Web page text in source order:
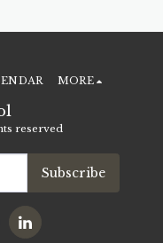
reserved
MORE
Subscribe